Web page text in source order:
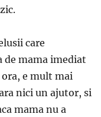
care
de mama imediat
e mult mai
nici un ajutor, si
mama nu a